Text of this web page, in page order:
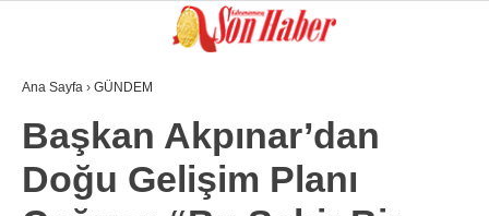
GÜNDEM
Ana Sayfa › GÜNDEM
Başkan Akpınar’dan
Doğu Gelişim Planı